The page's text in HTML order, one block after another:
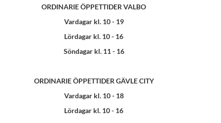
ORDINARIE ÖPPETTIDER VALBO
Vardagar kl. 10 - 19
Lördagar kl. 10 - 16
Söndagar kl. 11 - 16
ORDINARIE ÖPPETTIDER GÄVLE CITY
Vardagar kl. 10 - 18
Lördagar kl. 10 - 16